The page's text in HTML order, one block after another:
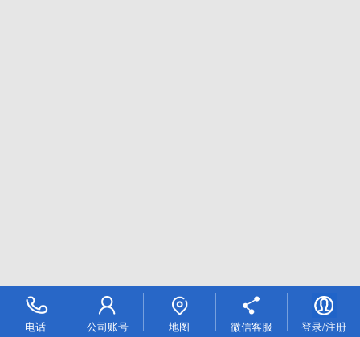
电话 公司账号 地图 微信客服 登录/注册